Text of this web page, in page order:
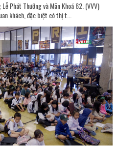
Phát Thưởng và Mãn Khoá 62. (VVV)
khách, đặc biệt có thị t...